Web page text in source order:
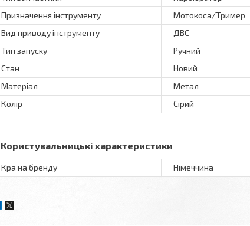
Призначення інструменту
Мотокоса/Тример
Вид приводу інструменту
ДВС
Тип запуску
Ручний
Стан
Новий
Матеріал
Метал
Колір
Сірий
Користувальницькі характеристики
Країна бренду Німеччина